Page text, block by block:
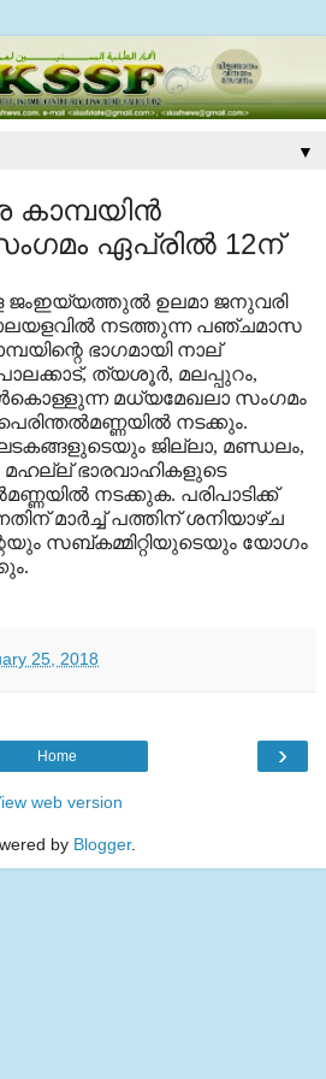
▼
ഏപ്രില്‍ 12ന്
ജംഇയ്യത്തുല്‍ ഉലമാ ജനുവരി
നടത്തുന്ന പഞ്ചമാസ
ഭാഗമായി നാല്
ത്യശൂര്‍, മലപ്പുറം,
മധ്യമേഖലാ സംഗമം
നടക്കും.
ജില്ലാ, മണ്ഡലം,
ഭാരവാഹികളുടെ
നടക്കുക. പരിപാടിക്ക്
മാര്‍ച്ച് പത്തിന് ശനിയാഴ്ച
സബ്കമ്മിറ്റിയുടെയും യോഗം
25, 2018
›
Home
web version
by Blogger.